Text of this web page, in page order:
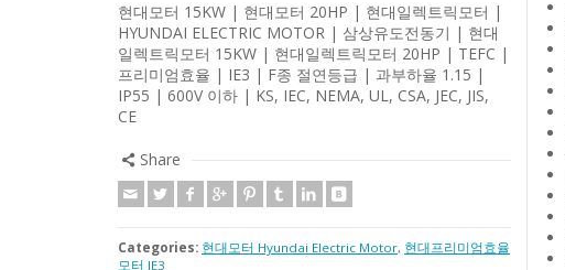
HYUNDAI ELECTRIC MOTOR | 삼상유도전동기 | 현대
일렉트릭모터 15KW | 현대일렉트릭모터 20HP | TEFC |
프리미엄효율 | IE3 | F종 절연등급 | 과부하율 1.15 |
IP55 | 600V 이하 | KS, IEC, NEMA, UL, CSA, JEC, JIS,
CE
Share
Categories: 현대모터 Hyundai Electric Motor
현대프리미엄효율
모터 IE3